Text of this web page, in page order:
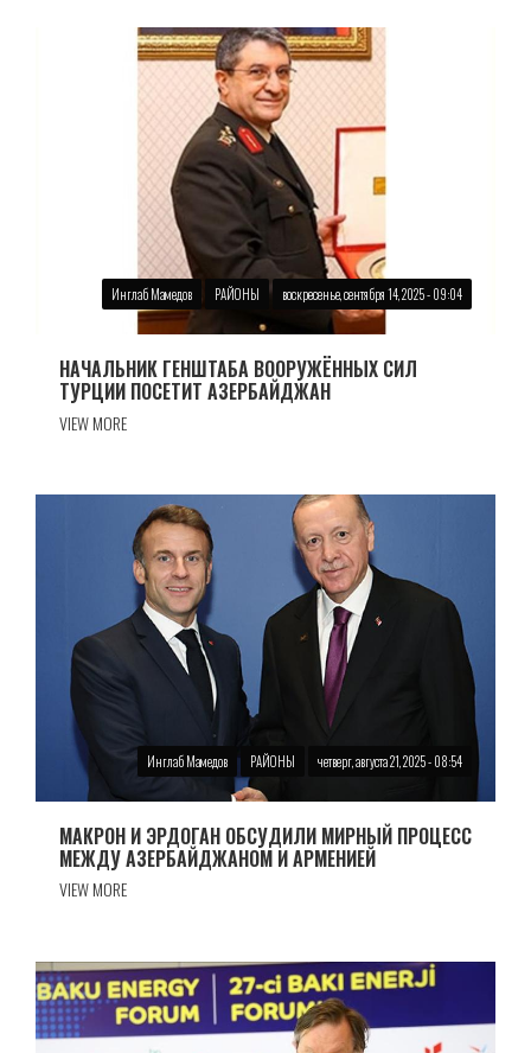
Инглаб Мамедов РАЙОНЫ воскресенье, сентября 14, 2025 - 09:04
НАЧАЛЬНИК ГЕНШТАБА ВООРУЖЁННЫХ СИЛ
ТУРЦИИ ПОСЕТИТ АЗЕРБАЙДЖАН
VIEW MORE
Инглаб Мамедов РАЙОНЫ четверг, августа 21, 2025 - 08:54
МАКРОН И ЭРДОГАН ОБСУДИЛИ МИРНЫЙ ПРОЦЕСС
МЕЖДУ АЗЕРБАЙДЖАНОМ И АРМЕНИЕЙ
VIEW MORE